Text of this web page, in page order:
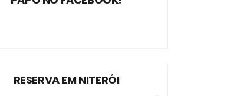
RESERVA EM NITERÓI